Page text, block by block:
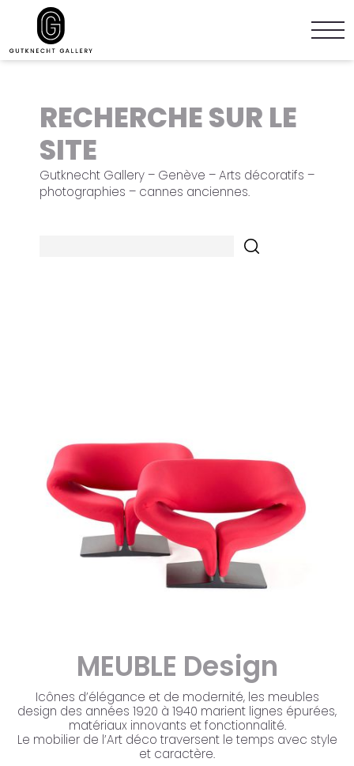
RECHERCHE SUR LE
SITE
Gutknecht Gallery – Genève – Arts décoratifs –
photographies – cannes anciennes.
MEUBLE Design
Icônes d’élégance et de modernité, les meubles
design des années 1920 à 1940 marient lignes épurées,
matériaux innovants et fonctionnalité.
Le mobilier de l’Art déco traversent le temps avec style
et caractère.